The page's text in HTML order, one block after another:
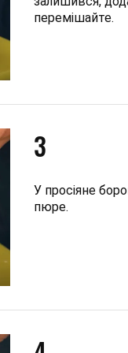
перемішайте.
3
У просіяне
пюре.